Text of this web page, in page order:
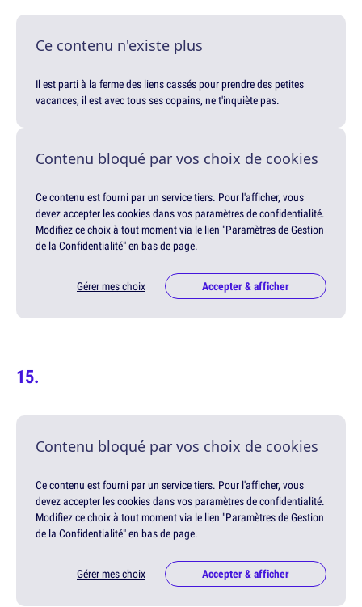
Ce contenu n'existe plus
Il est parti à la ferme des liens cassés pour prendre des petites
vacances, il est avec tous ses copains, ne t'inquiète pas.
Contenu bloqué par vos choix de cookies
Ce contenu est fourni par un service tiers. Pour l'afficher, vous
devez accepter les cookies dans vos paramètres de confidentialité.
Modifiez ce choix à tout moment via le lien "Paramètres de Gestion
de la Confidentialité" en bas de page.
Gérer mes choix Accepter & afficher
Contenu bloqué par vos choix de cookies
Ce contenu est fourni par un service tiers. Pour l'afficher, vous
devez accepter les cookies dans vos paramètres de confidentialité.
Modifiez ce choix à tout moment via le lien "Paramètres de Gestion
de la Confidentialité" en bas de page.
Gérer mes choix Accepter & afficher